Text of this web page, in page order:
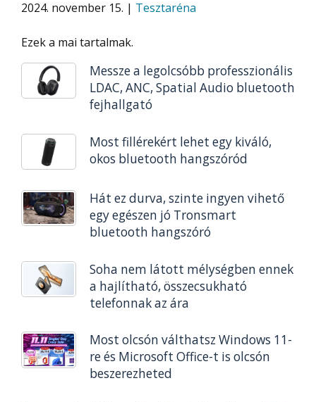
2024. november 15. | Tesztaréna
Ezek a mai tartalmak.
Messze a legolcsóbb professzionális
LDAC, ANC, Spatial Audio bluetooth
fejhallgató
Most fillérekért lehet egy kiváló,
okos bluetooth hangszóród
Hát ez durva, szinte ingyen vihető
egy egészen jó Tronsmart
bluetooth hangszóró
Soha nem látott mélységben ennek
a hajlítható, összecsukható
telefonnak az ára
Most olcsón válthatsz Windows 11-
re és Microsoft Office-t is olcsón
beszerezheted